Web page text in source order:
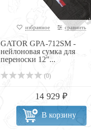
избранное сравнить
GATOR GPA-712SM -
нейлоновая сумка для
переноски 12"...
(0)
14 929 ₽
В корзину